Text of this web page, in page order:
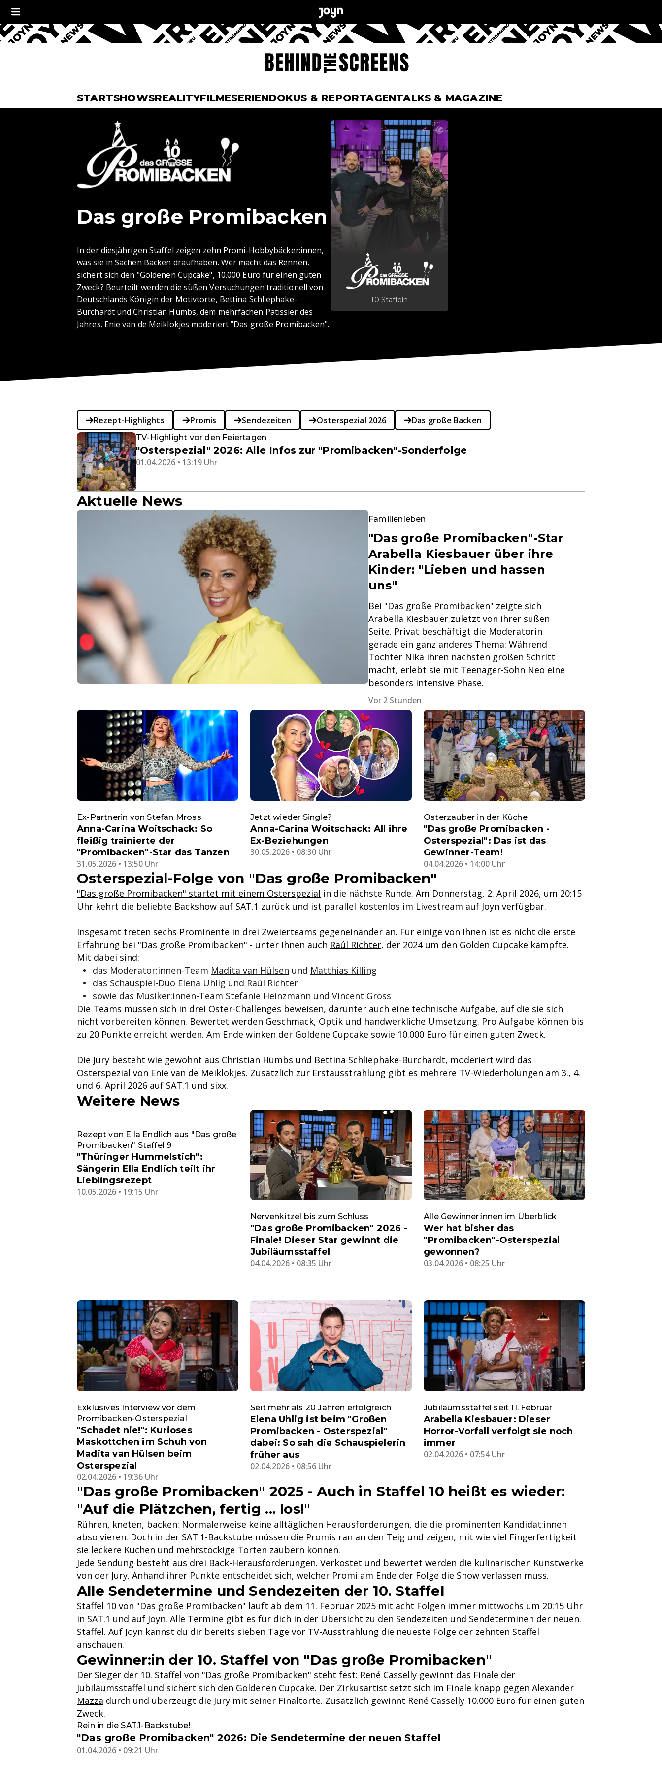
STARTSHOWSREALITYFILMESERIENDOKUS & REPORTAGENTALKS & MAGAZINE
10 Staffeln
Das große Promibacken
In der diesjährigen Staffel zeigen zehn Promi-Hobbybäcker:innen,
was sie in Sachen Backen draufhaben. Wer macht das Rennen,
sichert sich den "Goldenen Cupcake", 10.000 Euro für einen guten
Zweck? Beurteilt werden die süßen Versuchungen traditionell von
Deutschlands Königin der Motivtorte, Bettina Schliephake-
Burchardt und Christian Hümbs, dem mehrfachen Patissier des
Jahres. Enie van de Meiklokjes moderiert "Das große Promibacken".
Rezept-Highlights Promis Sendezeiten Osterspezial 2026 Das große Backen
TV-Highlight vor den Feiertagen
"Osterspezial" 2026: Alle Infos zur "Promibacken"-Sonderfolge
01.04.2026 • 13:19 Uhr
Aktuelle News
Familienleben
"Das große Promibacken"-Star
Arabella Kiesbauer über ihre
Kinder: "Lieben und hassen
uns"
Bei "Das große Promibacken" zeigte sich
Arabella Kiesbauer zuletzt von ihrer süßen
Seite. Privat beschäftigt die Moderatorin
gerade ein ganz anderes Thema: Während
Tochter Nika ihren nächsten großen Schritt
macht, erlebt sie mit Teenager-Sohn Neo eine
besonders intensive Phase.
Vor 2 Stunden
Ex-Partnerin von Stefan Mross
Anna-Carina Woitschack: So
fleißig trainierte der
"Promibacken"-Star das Tanzen
31.05.2026 • 13:50 Uhr
Jetzt wieder Single?
Anna-Carina Woitschack: All ihre
Ex-Beziehungen
30.05.2026 • 08:30 Uhr
Osterzauber in der Küche
"Das große Promibacken -
Osterspezial": Das ist das
Gewinner-Team!
04.04.2026 • 14:00 Uhr
Osterspezial-Folge von "Das große Promibacken"
"Das große Promibacken" startet mit einem Osterspezial in die nächste Runde. Am Donnerstag, 2. April 2026, um 20:15
Uhr kehrt die beliebte Backshow auf SAT.1 zurück und ist parallel kostenlos im Livestream auf Joyn verfügbar.
Insgesamt treten sechs Prominente in drei Zweierteams gegeneinander an. Für einige von Ihnen ist es nicht die erste
Erfahrung bei "Das große Promibacken" - unter Ihnen auch Raúl Richter, der 2024 um den Golden Cupcake kämpfte.
Mit dabei sind:
das Moderator:innen-Team Madita van Hülsen und Matthias Killing
das Schauspiel-Duo Elena Uhlig und Raúl Richter
sowie das Musiker:innen-Team Stefanie Heinzmann und Vincent Gross
Die Teams müssen sich in drei Oster‑Challenges beweisen, darunter auch eine technische Aufgabe, auf die sie sich
nicht vorbereiten können. Bewertet werden Geschmack, Optik und handwerkliche Umsetzung. Pro Aufgabe können bis
zu 20 Punkte erreicht werden. Am Ende winken der Goldene Cupcake sowie 10.000 Euro für einen guten Zweck.
Die Jury besteht wie gewohnt aus Christian Hümbs und Bettina Schliephake‑Burchardt, moderiert wird das
Osterspezial von Enie van de Meiklokjes. Zusätzlich zur Erstausstrahlung gibt es mehrere TV‑Wiederholungen am 3., 4.
und 6. April 2026 auf SAT.1 und sixx.
Weitere News
Rezept von Ella Endlich aus "Das große
Promibacken" Staffel 9
"Thüringer Hummelstich":
Sängerin Ella Endlich teilt ihr
Lieblingsrezept
10.05.2026 • 19:15 Uhr
Nervenkitzel bis zum Schluss
"Das große Promibacken" 2026 -
Finale! Dieser Star gewinnt die
Jubiläumsstaffel
04.04.2026 • 08:35 Uhr
Alle Gewinner:innen im Überblick
Wer hat bisher das
"Promibacken"-Osterspezial
gewonnen?
03.04.2026 • 08:25 Uhr
Exklusives Interview vor dem
Promibacken-Osterspezial
"Schadet nie!": Kurioses
Maskottchen im Schuh von
Madita van Hülsen beim
Osterspezial
02.04.2026 • 19:36 Uhr
Seit mehr als 20 Jahren erfolgreich
Elena Uhlig ist beim "Großen
Promibacken - Osterspezial"
dabei: So sah die Schauspielerin
früher aus
02.04.2026 • 08:56 Uhr
Jubiläumsstaffel seit 11. Februar
Arabella Kiesbauer: Dieser
Horror-Vorfall verfolgt sie noch
immer
02.04.2026 • 07:54 Uhr
"Das große Promibacken" 2025 - Auch in Staffel 10 heißt es wieder:
"Auf die Plätzchen, fertig ... los!"
Rühren, kneten, backen: Normalerweise keine alltäglichen Herausforderungen, die die prominenten Kandidat:innen
absolvieren. Doch in der SAT.1-Backstube müssen die Promis ran an den Teig und zeigen, mit wie viel Fingerfertigkeit
sie leckere Kuchen und mehrstöckige Torten zaubern können.
Jede Sendung besteht aus drei Back-Herausforderungen. Verkostet und bewertet werden die kulinarischen Kunstwerke
von der Jury. Anhand ihrer Punkte entscheidet sich, welcher Promi am Ende der Folge die Show verlassen muss.
Alle Sendetermine und Sendezeiten der 10. Staffel
Staffel 10 von "Das große Promibacken" läuft ab dem 11. Februar 2025 mit acht Folgen immer mittwochs um 20:15 Uhr
in SAT.1 und auf Joyn. Alle Termine gibt es für dich in der Übersicht zu den Sendezeiten und Sendeterminen der neuen.
Staffel. Auf Joyn kannst du dir bereits sieben Tage vor TV-Ausstrahlung die neueste Folge der zehnten Staffel
anschauen.
Gewinner:in der 10. Staffel von "Das große Promibacken"
Der Sieger der 10. Staffel von "Das große Promibacken" steht fest: René Casselly gewinnt das Finale der
Jubiläumsstaffel und sichert sich den Goldenen Cupcake. Der Zirkusartist setzt sich im Finale knapp gegen Alexander
Mazza durch und überzeugt die Jury mit seiner Finaltorte. Zusätzlich gewinnt René Casselly 10.000 Euro für einen guten
Zweck.
Rein in die SAT.1-Backstube!
"Das große Promibacken" 2026: Die Sendetermine der neuen Staffel
01.04.2026 • 09:21 Uhr